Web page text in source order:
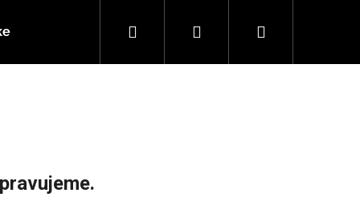
Ako vybrať e-kolobežku Vaše otázky (FAQ)
Hľadať PrihlásenieNákupný